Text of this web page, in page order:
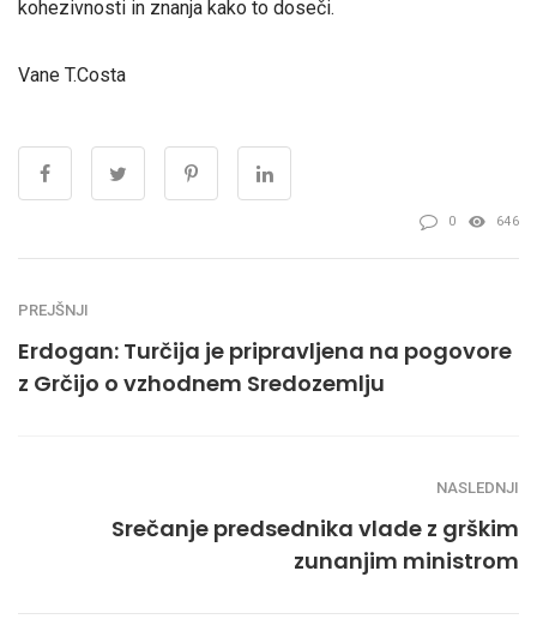
kohezivnosti in znanja kako to doseči.
Vane T.Costa
0 646
PREJŠNJI
Erdogan: Turčija je pripravljena na pogovore
z Grčijo o vzhodnem Sredozemlju
NASLEDNJI
Srečanje predsednika vlade z grškim
zunanjim ministrom